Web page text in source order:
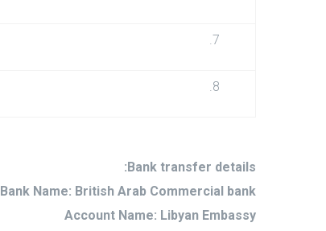
7.
8.
Bank transfer details:
Bank Name: British Arab Commercial bank
Account Name: Libyan Embassy